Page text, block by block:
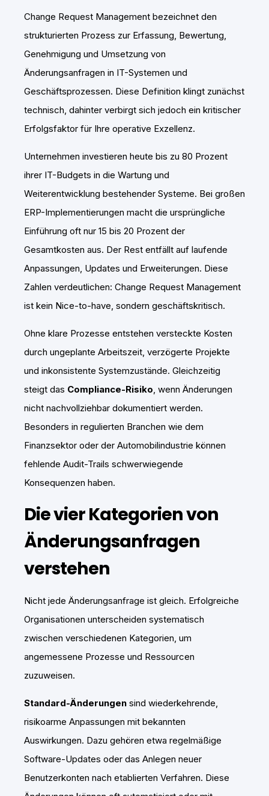
Change Request Management bezeichnet den
strukturierten Prozess zur Erfassung, Bewertung,
Genehmigung und Umsetzung von
Änderungsanfragen in IT-Systemen und
Geschäftsprozessen. Diese Definition klingt zunächst
technisch, dahinter verbirgt sich jedoch ein kritischer
Erfolgsfaktor für Ihre operative Exzellenz.
Unternehmen investieren heute bis zu 80 Prozent
ihrer IT-Budgets in die Wartung und
Weiterentwicklung bestehender Systeme. Bei großen
ERP-Implementierungen macht die ursprüngliche
Einführung oft nur 15 bis 20 Prozent der
Gesamtkosten aus. Der Rest entfällt auf laufende
Anpassungen, Updates und Erweiterungen. Diese
Zahlen verdeutlichen: Change Request Management
ist kein Nice-to-have, sondern geschäftskritisch.
Ohne klare Prozesse entstehen versteckte Kosten
durch ungeplante Arbeitszeit, verzögerte Projekte
und inkonsistente Systemzustände. Gleichzeitig
steigt das Compliance-Risiko, wenn Änderungen
nicht nachvollziehbar dokumentiert werden.
Besonders in regulierten Branchen wie dem
Finanzsektor oder der Automobilindustrie können
fehlende Audit-Trails schwerwiegende
Konsequenzen haben.
Die vier Kategorien von
Änderungsanfragen
verstehen
Nicht jede Änderungsanfrage ist gleich. Erfolgreiche
Organisationen unterscheiden systematisch
zwischen verschiedenen Kategorien, um
angemessene Prozesse und Ressourcen
zuzuweisen.
Standard-Änderungen sind wiederkehrende,
risikoarme Anpassungen mit bekannten
Auswirkungen. Dazu gehören etwa regelmäßige
Software-Updates oder das Anlegen neuer
Benutzerkonten nach etablierten Verfahren. Diese